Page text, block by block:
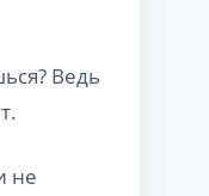
Ведь
не